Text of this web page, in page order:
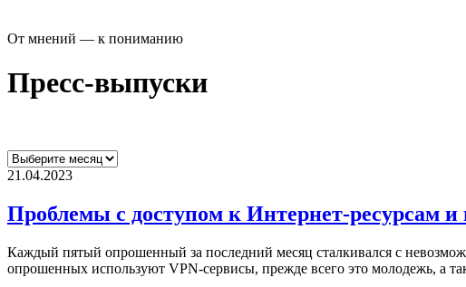
От мнений — к пониманию
Пресс-выпуски
21.04.2023
Проблемы с доступом к Интернет-ресурсам и
Каждый пятый опрошенный за последний месяц сталкивался с
опрошенных используют VPN-сервисы, прежде всего это молодежь, а